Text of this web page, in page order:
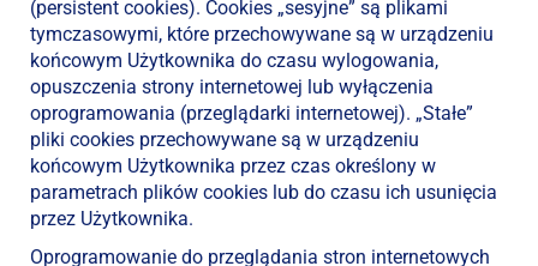
(persistent cookies). Cookies „sesyjne” są plikami
tymczasowymi, które przechowywane są w urządzeniu
końcowym Użytkownika do czasu wylogowania,
opuszczenia strony internetowej lub wyłączenia
oprogramowania (przeglądarki internetowej). „Stałe”
pliki cookies przechowywane są w urządzeniu
końcowym Użytkownika przez czas określony w
parametrach plików cookies lub do czasu ich usunięcia
przez Użytkownika.
Oprogramowanie do przeglądania stron internetowych